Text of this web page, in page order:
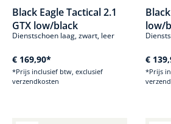
Black Eagle Tactical 2.1
GTX low/black
Dienstschoen laag, zwart, leer
€ 169,90*
*Prijs inclusief btw, exclusief
verzendkosten
low/
€
*Prijs